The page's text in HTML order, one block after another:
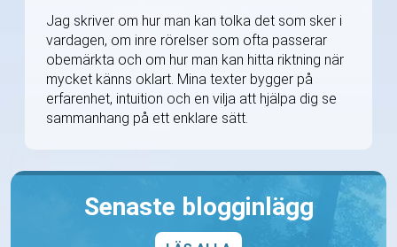
Jag skriver om hur man kan tolka det som sker i
vardagen, om inre rörelser som ofta passerar
obemärkta och om hur man kan hitta riktning när
mycket känns oklart. Mina texter bygger på
erfarenhet, intuition och en vilja att hjälpa dig se
sammanhang på ett enklare sätt.
Senaste blogginlägg